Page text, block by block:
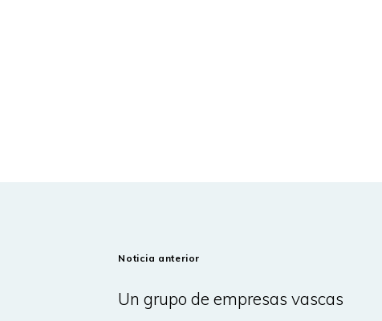
Noticia anterior
Un grupo de empresas vascas